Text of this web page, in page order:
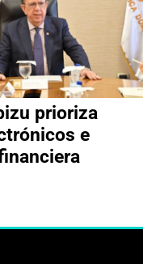
prioriza
e